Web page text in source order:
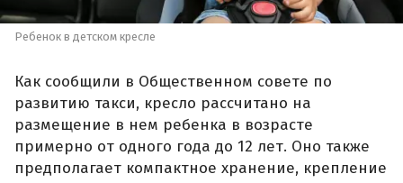
Ребенок в детском кресле
Как сообщили в Общественном совете по
развитию такси, кресло рассчитано на
размещение в нем ребенка в возрасте
примерно от одного года до 12 лет. Оно также
предполагает компактное хранение, крепление